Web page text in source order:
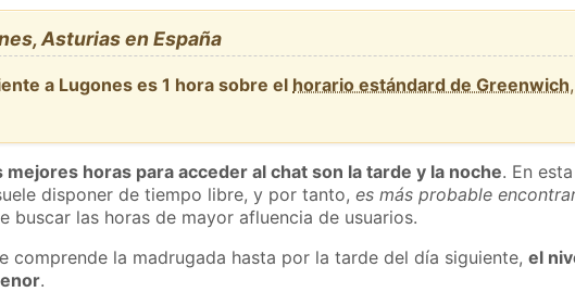
Asturias en España
a Lugones es 1 hora sobre el horario estándard de Greenwich
mejores horas para acceder al chat son la tarde y la noche. En
disponer de tiempo libre, y por tanto,es más probable
buscar las horas de mayor afluencia de usuarios.
comprende la madrugada hasta por la tarde del día siguiente,el
.